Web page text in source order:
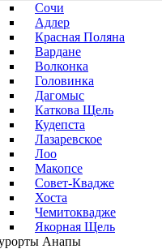
Сочи
Адлер
Красная Поляна
Вардане
Волконка
Головинка
Дагомыс
Каткова Щель
Кудепста
Лазаревское
Лоо
Макопсе
Совет-Квадже
Хоста
Чемитоквадже
Якорная Щель
Анапы